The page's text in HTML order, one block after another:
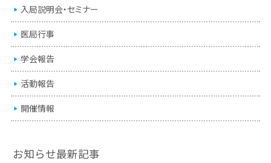
入局説明会・セミナー
医局行事
学会報告
活動報告
開催情報
お知らせ最新記事